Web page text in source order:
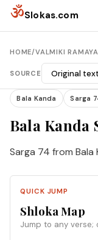
Skip to content
ॐSlokas.com
HOME/VALMIKI
SOURCE
Bala Kanda Sarga
Bala Kanda
Sarga 74 from Bala
QUICK JUMP
Shloka Map
Jump to any verse;